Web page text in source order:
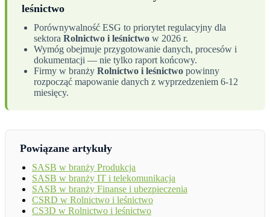
leśnictwo
Porównywalność ESG to priorytet regulacyjny dla
sektora Rolnictwo i leśnictwo w 2026 r.
Wymóg obejmuje przygotowanie danych, procesów i
dokumentacji — nie tylko raport końcowy.
Firmy w branży Rolnictwo i leśnictwo powinny
rozpocząć mapowanie danych z wyprzedzeniem 6-12
miesięcy.
Powiązane artykuły
SASB w branży Produkcja
SASB w branży IT i telekomunikacja
SASB w branży Finanse i ubezpieczenia
CSRD w Rolnictwo i leśnictwo
CS3D w Rolnictwo i leśnictwo